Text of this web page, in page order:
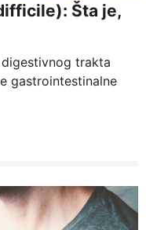
Šta je,
trakta
gastrointestinalne